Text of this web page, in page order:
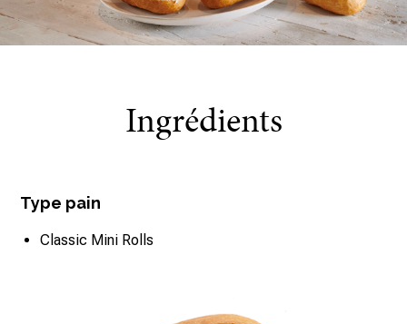
Ingrédients
Type pain
Classic Mini Rolls